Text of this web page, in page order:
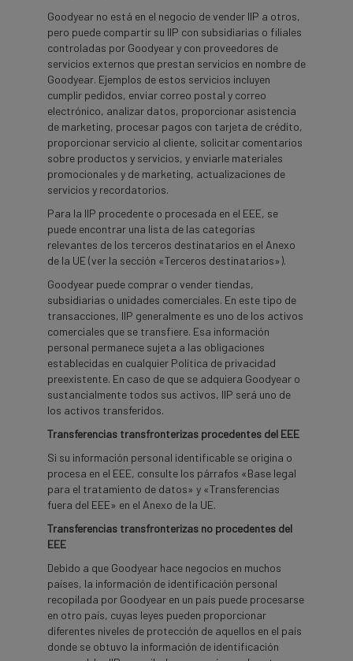
Goodyear no está en el negocio de vender IIP a otros,
pero puede compartir su IIP con subsidiarias o filiales
controladas por Goodyear y con proveedores de
servicios externos que prestan servicios en nombre de
Goodyear. Ejemplos de estos servicios incluyen
cumplir pedidos, enviar correo postal y correo
electrónico, analizar datos, proporcionar asistencia
de marketing, procesar pagos con tarjeta de crédito,
proporcionar servicio al cliente, solicitar comentarios
sobre productos y servicios, y enviarle materiales
promocionales y de marketing, actualizaciones de
servicios y recordatorios.
Para la IIP procedente o procesada en el EEE, se
puede encontrar una lista de las categorías
relevantes de los terceros destinatarios en el Anexo
de la UE (ver la sección «Terceros destinatarios»).
Goodyear puede comprar o vender tiendas,
subsidiarias o unidades comerciales. En este tipo de
transacciones, IIP generalmente es uno de los activos
comerciales que se transfiere. Esa información
personal permanece sujeta a las obligaciones
establecidas en cualquier Política de privacidad
preexistente. En caso de que se adquiera Goodyear o
sustancialmente todos sus activos, IIP será uno de
los activos transferidos.
Transferencias transfronterizas procedentes del EEE
Si su información personal identificable se origina o
procesa en el EEE, consulte los párrafos «Base legal
para el tratamiento de datos» y «Transferencias
fuera del EEE» en el Anexo de la UE.
Transferencias transfronterizas no procedentes del
EEE
Debido a que Goodyear hace negocios en muchos
países, la información de identificación personal
recopilada por Goodyear en un país puede procesarse
en otro país, cuyas leyes pueden proporcionar
diferentes niveles de protección de aquellos en el país
donde se obtuvo la información de identificación